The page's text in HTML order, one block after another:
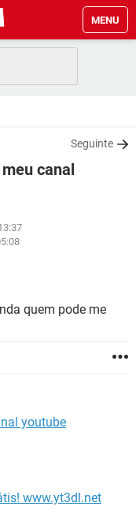
MENU
Seguinte
canal
quem pode me
youtube
www.yt3dl.net